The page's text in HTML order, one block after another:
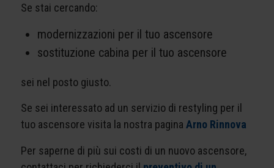
Se stai cercando:
modernizzazioni per il tuo ascensore
sostituzione cabina per il tuo ascensore
sei nel posto giusto.
Se sei interessato ad un servizio di restyling per il
tuo ascensore visita la nostra pagina Arno Rinnova
Per saperne di più sui costi di un nuovo ascensore,